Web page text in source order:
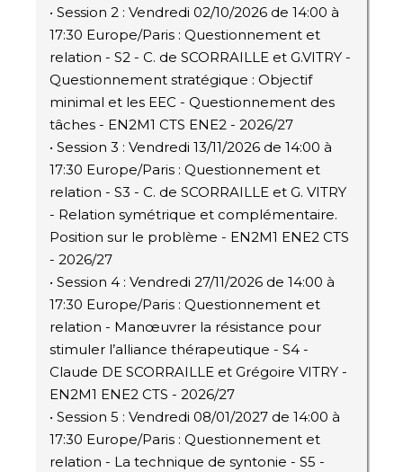
• Session 2 : Vendredi 02/10/2026 de 14:00 à
17:30 Europe/Paris : Questionnement et
relation - S2 - C. de SCORRAILLE et G.VITRY -
Questionnement stratégique : Objectif
minimal et les EEC - Questionnement des
tâches - EN2M1 CTS ENE2 - 2026/27
• Session 3 : Vendredi 13/11/2026 de 14:00 à
17:30 Europe/Paris : Questionnement et
relation - S3 - C. de SCORRAILLE et G. VITRY
- Relation symétrique et complémentaire.
Position sur le problème - EN2M1 ENE2 CTS
- 2026/27
• Session 4 : Vendredi 27/11/2026 de 14:00 à
17:30 Europe/Paris : Questionnement et
relation - Manœuvrer la résistance pour
stimuler l’alliance thérapeutique - S4 -
Claude DE SCORRAILLE et Grégoire VITRY -
EN2M1 ENE2 CTS - 2026/27
• Session 5 : Vendredi 08/01/2027 de 14:00 à
17:30 Europe/Paris : Questionnement et
relation - La technique de syntonie - S5 -